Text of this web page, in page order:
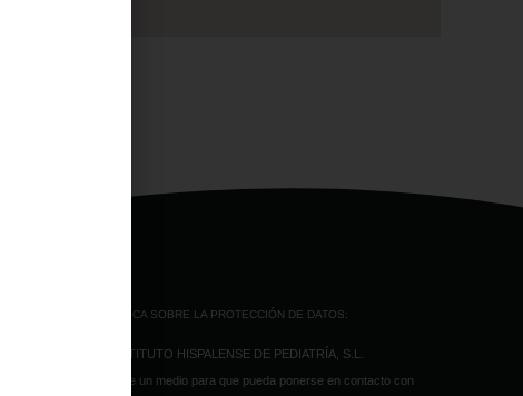
INFORMACIÓN BÁSICA SOBRE LA PROTECCIÓN DE DATOS:
INSTITUTO HISPALENSE DE PEDIATRÍA, S.L.
: Facilitarle un medio para que pueda ponerse en contacto con